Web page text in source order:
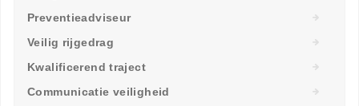
Preventieadviseur
Veilig rijgedrag
Kwalificerend traject
Communicatie veiligheid